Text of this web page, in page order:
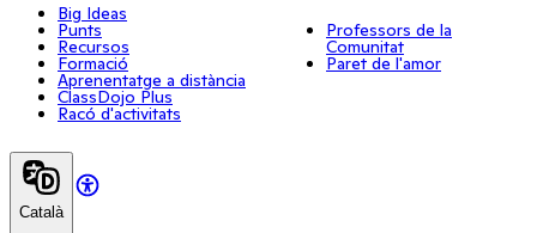
Big Ideas
Punts
Recursos
Formació
Aprenentatge a distància
ClassDojo Plus
Racó d'activitats
Professors de la
Comunitat
Paret de l'amor
Català